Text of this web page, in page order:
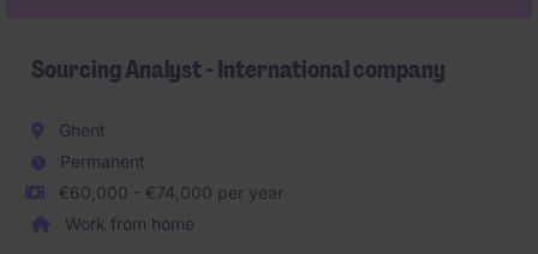
Sourcing Analyst - International company
Ghent
Permanent
€60,000 - €74,000 per year
Work from home